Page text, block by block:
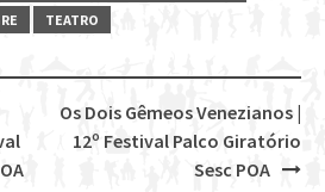
TEATRO
Os Dois Gêmeos Venezianos |
12º Festival Palco Giratório
Sesc POA